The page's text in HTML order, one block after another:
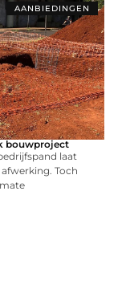
AANBIEDINGEN
bouwproject
laat
Toch